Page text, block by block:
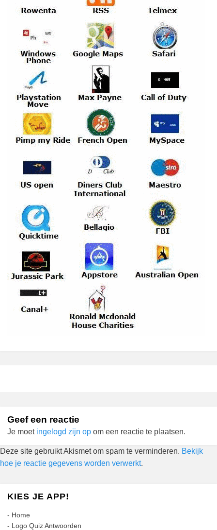
Geef een reactie
Je moet ingelogd zijn op om een reactie te plaatsen.
Deze site gebruikt Akismet om spam te verminderen. Bekijk
hoe je reactie gegevens worden verwerkt.
KIES JE APP!
- Home
- Logo Quiz Antwoorden